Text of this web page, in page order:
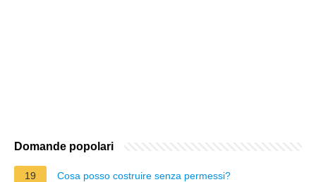
Domande popolari
19 Cosa posso costruire senza permessi?